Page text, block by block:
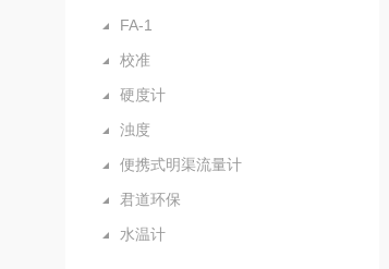
FA-1
校准
硬度计
浊度
便携式明渠流量计
君道环保
水温计